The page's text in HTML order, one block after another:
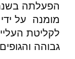
מומנה על
לקליטת
גבוהה